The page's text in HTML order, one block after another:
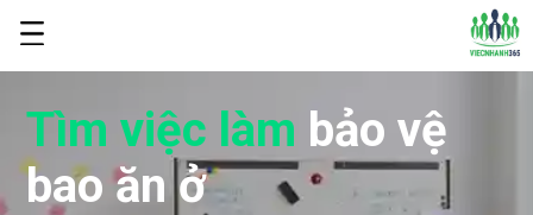
Tìm việc làm bảo vệ
bao ăn ở